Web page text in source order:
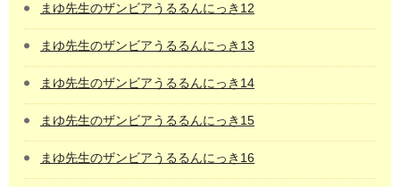
まゆ先生のザンビアうるるんにっき12
まゆ先生のザンビアうるるんにっき13
まゆ先生のザンビアうるるんにっき14
まゆ先生のザンビアうるるんにっき15
まゆ先生のザンビアうるるんにっき16